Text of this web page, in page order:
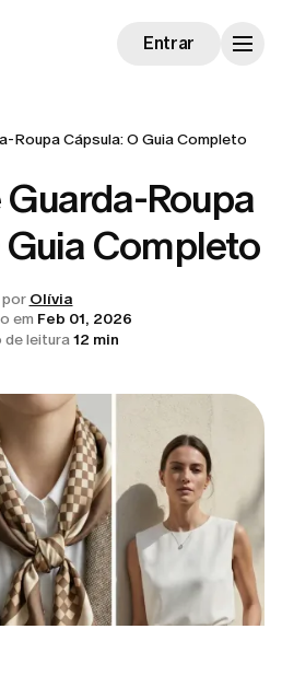
Entrar
Roupa Cápsula: O Guia Completo
Roupa
Completo
por Olívia
em Feb 01, 2026
de leitura 12 min